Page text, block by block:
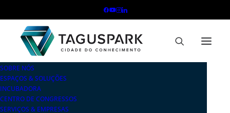
SOBRE NÓS
ESPAÇOS & SOLUÇÕES
INCUBADORA
CENTRO DE CONGRESSOS
SERVIÇOS & EMPRESAS